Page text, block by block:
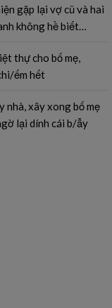
gặp lại vợ cũ và hai
không hề biết…
thự cho bố mẹ,
ếm hết
nhà, xây xong bố mẹ
lại dính cái b/ẫy